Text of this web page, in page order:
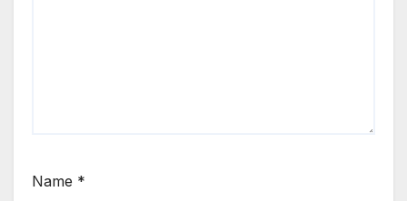
Name *